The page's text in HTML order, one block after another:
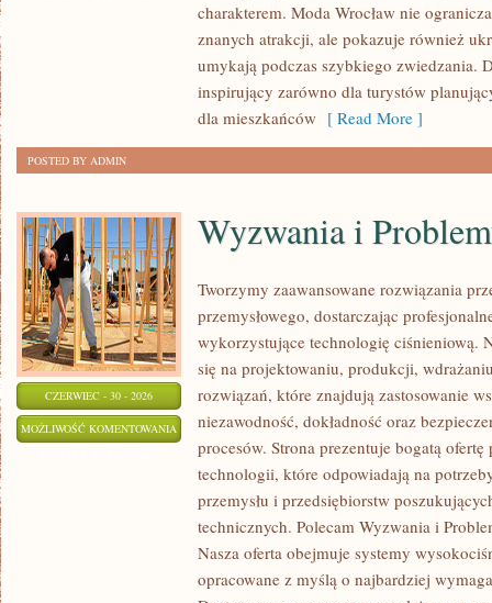
charakterem. Moda Wrocław nie
znanych atrakcji, ale pokazuje również
umykają podczas szybkiego zwiedzania.
inspirujący zarówno dla turystów
dla mieszkańców [ Read More ]
POSTED BY ADMIN
CZERWIEC - 30 - 2026
MOŻLIWOŚĆ KOMENTOWANIA WYZWANIA
PROBLEMY
BRANŻY
Wyzwania i
Tworzymy zaawansowane rozwiązania
przemysłowego, dostarczając
wykorzystujące technologię ciśnieniową.
się na projektowaniu, produkcji,
rozwiązań, które znajdują zastosowanie
niezawodność, dokładność oraz
procesów. Strona prezentuje bogatą ofertę
technologii, które odpowiadają na
przemysłu i przedsiębiorstw
technicznych. Polecam Wyzwania i
Nasza oferta obejmuje systemy
opracowane z myślą o najbardziej